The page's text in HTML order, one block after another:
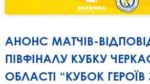
АНОНС МАТЧІВ-
ПІВФІНАЛУ КУБКУ
ОБЛАСТІ “КУБОК ГЕРОЇВ